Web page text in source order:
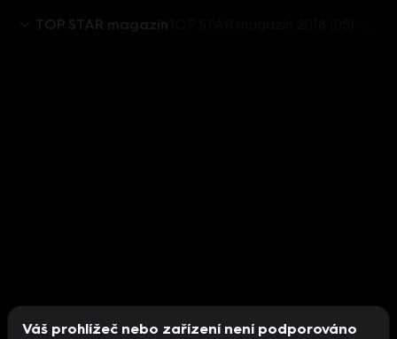
TOP STAR magazín
Váš prohlížeč nebo zařízení není podporováno